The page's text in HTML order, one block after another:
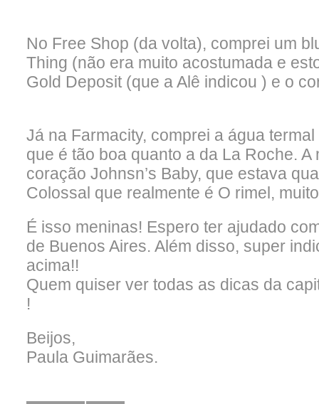
No Free Shop (da volta), comprei um
Thing (não era muito acostumada e
Gold Deposit (que a Alê indicou ) e o
Já na Farmacity, comprei a água
que é tão boa quanto a da La Roche. A
coração Johnsn’s Baby, que estava
Colossal que realmente é O rimel,
É isso meninas! Espero ter ajudado
de Buenos Aires. Além disso, super
acima!!
Quem quiser ver todas as dicas da
!
Beijos,
Paula Guimarães.